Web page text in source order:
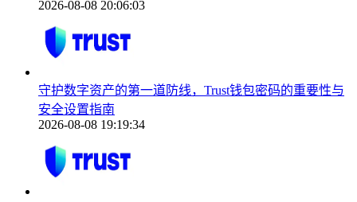
2026-08-08 20:06:03
守护数字资产的第一道防线，Trust钱包密码的重要性与
安全设置指南
2026-08-08 19:19:34